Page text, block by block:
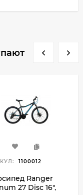
1100012
Ranger
27 Disc 16",